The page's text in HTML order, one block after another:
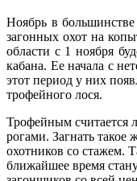
Ноябрь в
загонных охот на
области c 1 ноября
кабана. Ее начала с
этот период у них
трофейного лося.
Трофейным считается
рогами. Загнать
охотников со стажем.
ближайшее время